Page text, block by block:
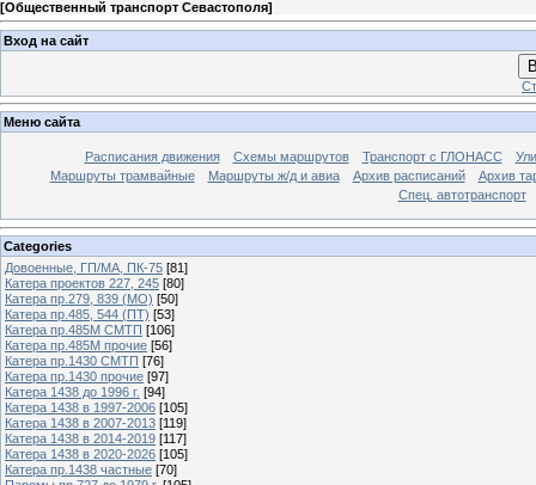
[Общественный транспорт Севастополя]
Вход на сайт
Меню сайта
Расписания движения Схемы маршрутов Транспорт с ГЛОНАСС
Маршруты трамвайные
Маршруты ж/д и авиа Архив расписаний
Архив
Спец. автотранспорт
Categories
Довоенные, ГП/МА, ПК-75 [81]
Катера проектов 227, 245 [80]
Катера пр.279, 839 (МО) [50]
Катера пр.485, 544 (ПТ) [53]
Катера пр.485М СМТП [106]
Катера пр.485М прочие [56]
Катера пр.1430 СМТП [76]
Катера пр.1430 прочие [97]
Катера 1438 до 1996 г. [94]
Катера 1438 в 1997-2006 [105]
Катера 1438 в 2007-2013 [119]
Катера 1438 в 2014-2019 [117]
Катера 1438 в 2020-2026 [105]
Катера пр.1438 частные [70]